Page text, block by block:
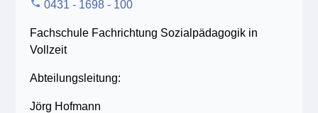
phone 0431 - 1698 - 100
Fachschule Fachrichtung Sozialpädagogik in
Vollzeit
Abteilungsleitung:
Jörg Hofmann